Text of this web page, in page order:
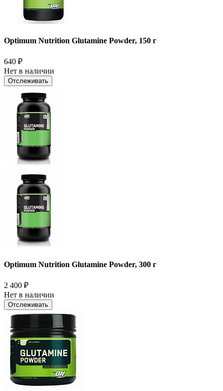
Optimum Nutrition Glutamine Powder, 150 г
640 ₽
Нет в наличии
Отслеживать
Optimum Nutrition Glutamine Powder, 300 г
2 400 ₽
Нет в наличии
Отслеживать